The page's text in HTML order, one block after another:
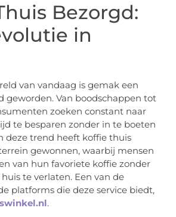
Bezorgd:
in
van vandaag is gemak een
geworden. Van boodschappen tot
zoeken constant naar
te besparen zonder in te boeten
deze trend heeft koffie thuis
gewonnen, waarbij mensen
van hun favoriete koffie zonder
te verlaten. Een van de
platforms die deze service biedt,
.